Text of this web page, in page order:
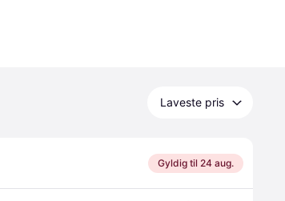
Laveste pris
Gyldig til 24 aug.